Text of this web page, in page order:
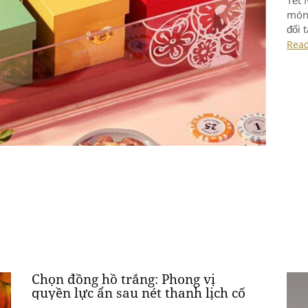
Chọn đồng hồ trắng: Phong vị
quyền lực ẩn sau nét thanh lịch cố